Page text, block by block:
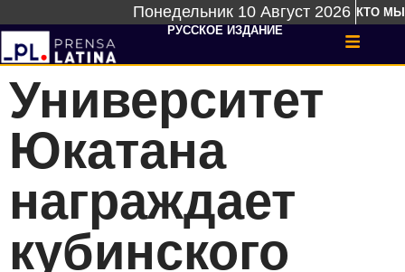
Понедельник 10 Август 2026 КТО МЫ
РУССКОЕ ИЗДАНИЕ
Университет
Юкатана
награждает
кубинского